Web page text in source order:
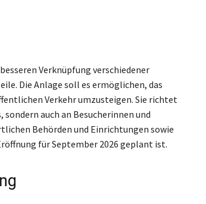
Verknüpfung verschiedener
Die Anlage soll es ermöglichen, das
Verkehr umzusteigen. Sie richtet
auch an Besucherinnen und
Behörden und Einrichtungen sowie
für September 2026 geplant ist.